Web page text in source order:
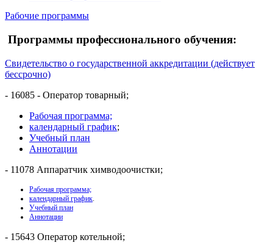
Рабочие программы
Программы профессионального обучения:
Свидетельство о государственной аккредитации (действует
бессрочно)
- 16085 - Оператор товарный;
Рабочая программа;
календарный график;
Учебный план
Аннотации
- 11078 Аппаратчик химводоочистки;
Рабочая программа;
календарный график.
Учебный план
Аннотации
- 15643 Оператор котельной;